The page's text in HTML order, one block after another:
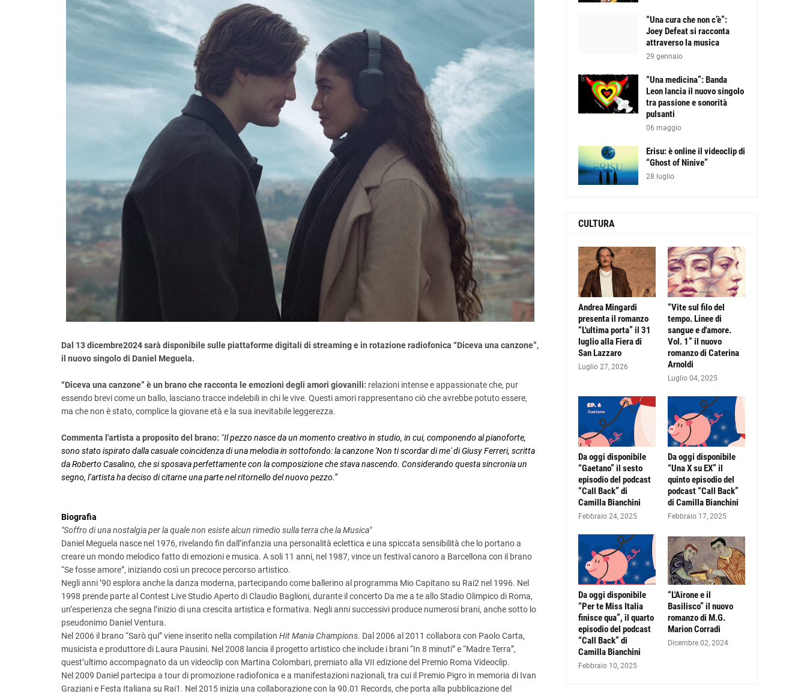
Dal 13 dicembre2024 sarà disponibile sulle piattaforme digitali di streaming e in rotazione radiofonica “Diceva una canzone”,
il nuovo singolo di Daniel Meguela.
“Diceva una canzone” è un brano che racconta le emozioni degli amori giovanili: relazioni intense e appassionate che, pur
essendo brevi come un ballo, lasciano tracce indelebili in chi le vive. Questi amori rappresentano ciò che avrebbe potuto essere,
ma che non è stato, complice la giovane età e la sua inevitabile leggerezza.
Commenta l'artista a proposito del brano: “Il pezzo nasce da un momento creativo in studio, in cui, componendo al pianoforte,
sono stato ispirato dalla casuale coincidenza di una melodia in sottofondo: la canzone 'Non ti scordar di me' di Giusy Ferreri, scritta
da Roberto Casalino, che si sposava perfettamente con la composizione che stava nascendo. Considerando questa sincronia un
segno, l’artista ha deciso di citarne una parte nel ritornello del nuovo pezzo.”
Biografia
"Soffro di una nostalgia per la quale non esiste alcun rimedio sulla terra che la Musica"
Daniel Meguela nasce nel 1976, rivelando fin dall’infanzia una personalità eclettica e una spiccata sensibilità che lo portano a
creare un mondo melodico fatto di emozioni e musica. A soli 11 anni, nel 1987, vince un festival canoro a Barcellona con il brano
“Se fosse amore”, iniziando così un precoce percorso artistico.
Negli anni ’90 esplora anche la danza moderna, partecipando come ballerino al programma Mio Capitano su Rai2 nel 1996. Nel
1998 prende parte al Contest Live Studio Aperto di Claudio Baglioni, durante il concerto Da me a te allo Stadio Olimpico di Roma,
un’esperienza che segna l’inizio di una crescita artistica e formativa. Negli anni successivi produce numerosi brani, anche sotto lo
pseudonimo Daniel Ventura.
Nel 2006 il brano “Sarò qui” viene inserito nella compilation Hit Mania Champions. Dal 2006 al 2011 collabora con Paolo Carta,
musicista e produttore di Laura Pausini. Nel 2008 lancia il progetto artistico che include i brani “In 8 minuti” e “Madre Terra”,
quest’ultimo accompagnato da un videoclip con Martina Colombari, premiato alla VII edizione del Premio Roma Videoclip.
Nel 2009 Daniel partecipa a tour di promozione radiofonica e a manifestazioni nazionali, tra cui il Premio Pigro in memoria di Ivan
Graziani e Festa Italiana su Rai1. Nel 2015 inizia una collaborazione con la 90.01 Records, che porta alla pubblicazione del
“Una cura che non c’è”:
Joey Defeat si racconta
attraverso la musica
29 gennaio
“Una medicina”: Banda
Leon lancia il nuovo singolo
tra passione e sonorità
pulsanti
06 maggio
Erisu: è online il videoclip di
“Ghost of Ninive”
28 luglio
CULTURA
Andrea Mingardi
presenta il romanzo
“L'ultima porta” il 31
luglio alla Fiera di
San Lazzaro
Luglio 27, 2026
“Vite sul filo del
tempo. Linee di
sangue e d'amore.
Vol. 1” il nuovo
romanzo di Caterina
Arnoldi
Luglio 04, 2025
Da oggi disponibile
“Gaetano” il sesto
episodio del podcast
“Call Back” di
Camilla Bianchini
Febbraio 24, 2025
Da oggi disponibile
“Una X su EX” il
quinto episodio del
podcast “Call Back”
di Camilla Bianchini
Febbraio 17, 2025
Da oggi disponibile
“Per te Miss Italia
finisce qua”, il quarto
episodio del podcast
“Call Back” di
Camilla Bianchini
Febbraio 10, 2025
“L'Airone e il
Basilisco” il nuovo
romanzo di M.G.
Marion Corradi
Dicembre 02, 2024